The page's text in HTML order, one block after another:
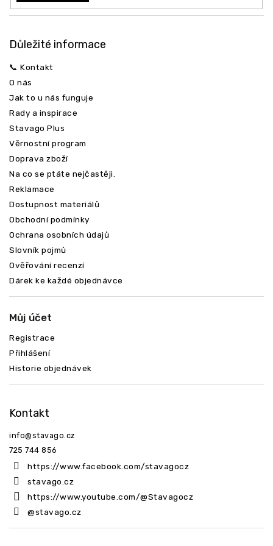
Důležité informace
📞 Kontakt
O nás
Jak to u nás funguje
Rady a inspirace
Stavago Plus
Věrnostní program
Doprava zboží
Na co se ptáte nejčastěji.
Reklamace
Dostupnost materiálů
Obchodní podmínky
Ochrana osobních údajů
Slovník pojmů
Ověřování recenzí
Dárek ke každé objednávce
Můj účet
Registrace
Přihlášení
Historie objednávek
Kontakt
info@stavago.cz
725 744 856
https://www.facebook.com/stavagocz
stavago.cz
https://www.youtube.com/@Stavagocz
@stavago.cz